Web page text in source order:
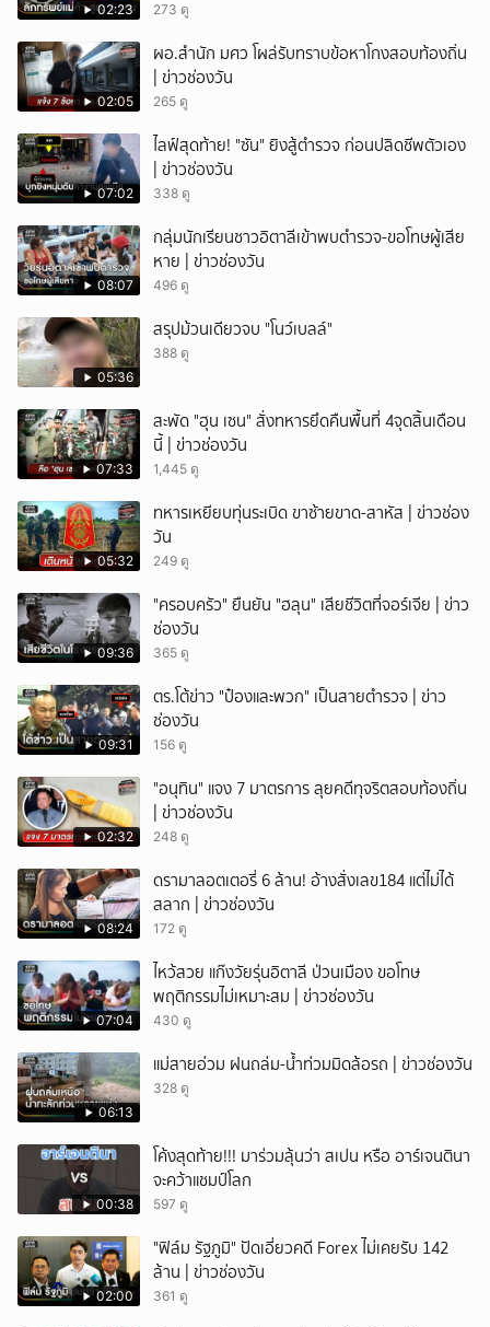
02:23 273 ดู
02:05
ผอ.สำนัก มศว โผล่รับทราบข้อหาโกงสอบท้องถิ่น
| ข่าวช่องวัน
265 ดู
07:02
ไลฟ์สุดท้าย! "ซัน" ยิงสู้ตำรวจ ก่อนปลิดชีพตัวเอง
| ข่าวช่องวัน
338 ดู
08:07
กลุ่มนักเรียนชาวอิตาลีเข้าพบตำรวจ-ขอโทษผู้เสีย
หาย | ข่าวช่องวัน
496 ดู
05:36
สรุปม้วนเดียวจบ "โนว์เบลล์"
388 ดู
07:33
สะพัด "ฮุน เซน" สั่งทหารยึดคืนพื้นที่ 4จุดสิ้นเดือน
นี้ | ข่าวช่องวัน
1,445 ดู
05:32
ทหารเหยียบทุ่นระเบิด ขาซ้ายขาด-สาหัส | ข่าวช่อง
วัน
249 ดู
09:36
"ครอบครัว" ยืนยัน "ฮลุน" เสียชีวิตที่จอร์เจีย | ข่าว
ช่องวัน
365 ดู
09:31
ตร.โต้ข่าว "ป๋องและพวก" เป็นสายตำรวจ | ข่าว
ช่องวัน
156 ดู
02:32
"อนุทิน" แจง 7 มาตรการ ลุยคดีทุจริตสอบท้องถิ่น
| ข่าวช่องวัน
248 ดู
08:24
ดรามาลอตเตอรี่ 6 ล้าน! อ้างสั่งเลข184 แต่ไม่ได้
สลาก | ข่าวช่องวัน
172 ดู
07:04
ไหว้สวย แก๊งวัยรุ่นอิตาลี ป่วนเมือง ขอโทษ
พฤติกรรมไม่เหมาะสม | ข่าวช่องวัน
430 ดู
06:13
แม่สายอ่วม ฝนถล่ม-น้ำท่วมมิดล้อรถ | ข่าวช่องวัน
328 ดู
00:38
โค้งสุดท้าย!!! มาร่วมลุ้นว่า สเปน หรือ อาร์เจนตินา
จะคว้าแชมป์โลก
597 ดู
02:00
"ฟิล์ม รัฐภูมิ" ปัดเอี่ยวคดี Forex ไม่เคยรับ 142
ล้าน | ข่าวช่องวัน
361 ดู